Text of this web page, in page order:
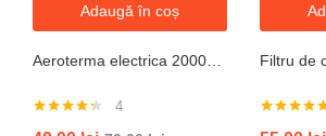
Adaugă în coș
4